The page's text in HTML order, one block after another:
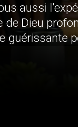
aussi
Dieu
guérissante
Il le fait en